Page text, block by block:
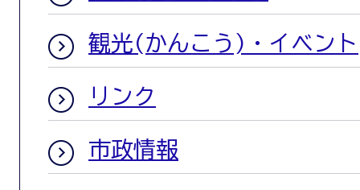
観光(かんこう)・イベント
リンク
市政情報